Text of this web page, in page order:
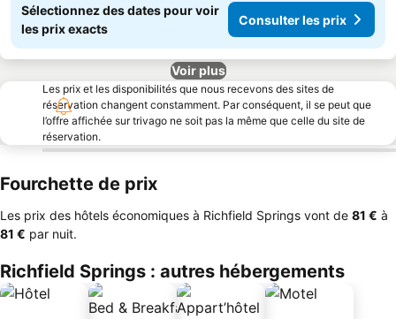
Sélectionnez des dates pour voir
les prix exacts
Consulter les prix
Voir plus
Les prix et les disponibilités que nous recevons des sites de
réservation changent constamment. Par conséquent, il se peut que
l’offre affichée sur trivago ne soit pas la même que celle du site de
réservation.
Fourchette de prix
Les prix des hôtels économiques à Richfield Springs vont de ‎81 € à
‎81 € par nuit.
Richfield Springs : autres hébergements